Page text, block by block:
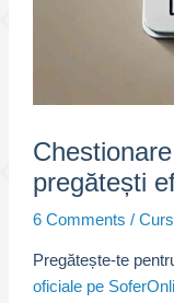
pregătești
6 Comments /
Pregătește-te
oficiale pe